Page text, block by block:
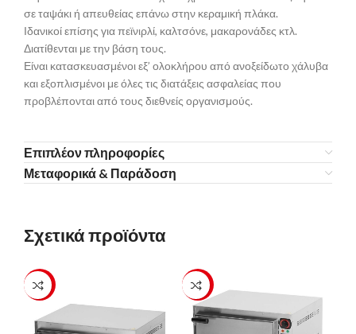
σε ταψάκι ή απευθείας επάνω στην κεραμική πλάκα.
Ιδανικοί επίσης για πεϊνιρλί, καλτσόνε, μακαρονάδες κτλ.
Διατίθενται με την βάση τους.
Είναι κατασκευασμένοι εξ’ ολοκλήρου από ανοξείδωτο χάλυβα
και εξοπλισμένοι με όλες τις διατάξεις ασφαλείας που
προβλέπονται από τους διεθνείς οργανισμούς.
Επιπλέον πληροφορίες
Μεταφορικά & Παράδοση
Σχετικά προϊόντα
-23% -23%